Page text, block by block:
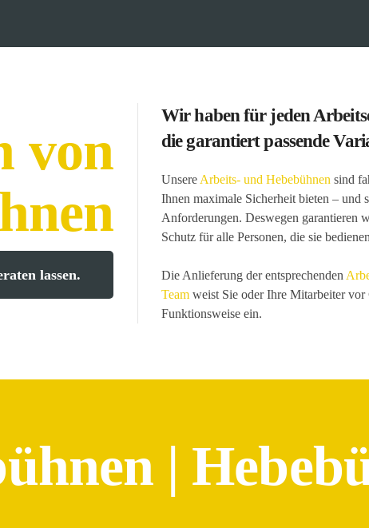
von
lassen.
Wir haben für jeden
die garantiert passende
Unsere Arbeits- und Hebebühnen sind
Ihnen maximale Sicherheit bieten – und
Anforderungen. Deswegen garantieren
Schutz für alle Personen, die sie
Die Anlieferung der entsprechenden
Team weist Sie oder Ihre Mitarbeiter
Funktionsweise ein.
|